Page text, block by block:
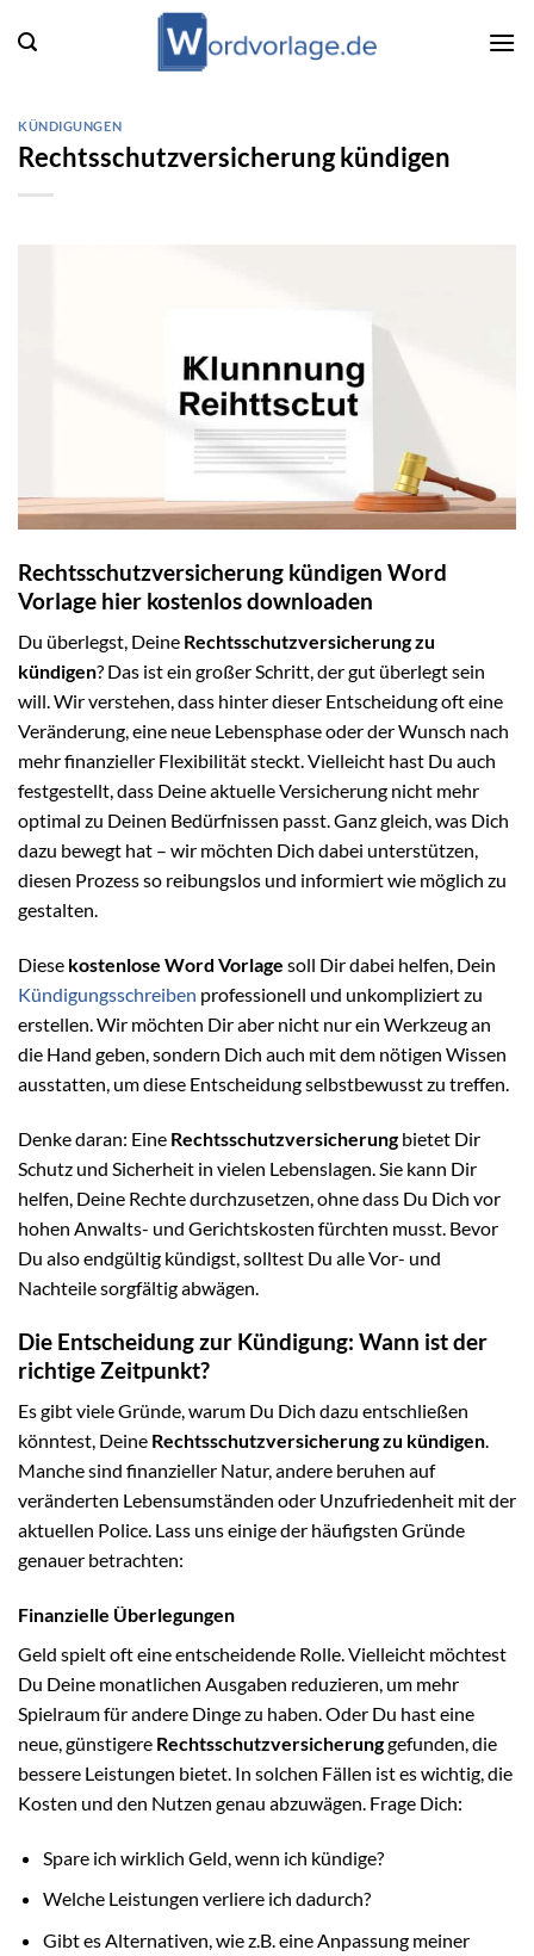
Inhalt
KÜNDIGUNGEN
Rechtsschutzversicherung kündigen
Rechtsschutzversicherung kündigen Word
Vorlage hier kostenlos downloaden
Du überlegst, Deine Rechtsschutzversicherung zu
kündigen? Das ist ein großer Schritt, der gut überlegt sein
will. Wir verstehen, dass hinter dieser Entscheidung oft eine
Veränderung, eine neue Lebensphase oder der Wunsch nach
mehr finanzieller Flexibilität steckt. Vielleicht hast Du auch
festgestellt, dass Deine aktuelle Versicherung nicht mehr
optimal zu Deinen Bedürfnissen passt. Ganz gleich, was Dich
dazu bewegt hat – wir möchten Dich dabei unterstützen,
diesen Prozess so reibungslos und informiert wie möglich zu
gestalten.
Diese kostenlose Word Vorlage soll Dir dabei helfen, Dein
Kündigungsschreiben professionell und unkompliziert zu
erstellen. Wir möchten Dir aber nicht nur ein Werkzeug an
die Hand geben, sondern Dich auch mit dem nötigen Wissen
ausstatten, um diese Entscheidung selbstbewusst zu treffen.
Denke daran: Eine Rechtsschutzversicherungbietet Dir
Schutz und Sicherheit in vielen Lebenslagen. Sie kann Dir
helfen, Deine Rechte durchzusetzen, ohne dass Du Dich vor
hohen Anwalts- und Gerichtskosten fürchten musst. Bevor
Du also endgültig kündigst, solltest Du alle Vor- und
Nachteile sorgfältig abwägen.
Die Entscheidung zur Kündigung: Wann ist der
richtige Zeitpunkt?
Es gibt viele Gründe, warum Du Dich dazu entschließen
könntest, Deine Rechtsschutzversicherung zu kündigen.
Manche sind finanzieller Natur, andere beruhen auf
veränderten Lebensumständen oder Unzufriedenheit mit der
aktuellen Police. Lass uns einige der häufigsten Gründe
genauer betrachten:
Finanzielle Überlegungen
Geld spielt oft eine entscheidende Rolle. Vielleicht möchtest
Du Deine monatlichen Ausgaben reduzieren, um mehr
Spielraum für andere Dinge zu haben. Oder Du hast eine
neue, günstigere Rechtsschutzversicherunggefunden, die
bessere Leistungen bietet. In solchen Fällen ist es wichtig, die
Kosten und den Nutzen genau abzuwägen. Frage Dich:
Spare ich wirklich Geld, wenn ich kündige?
Welche Leistungen verliere ich dadurch?
Gibt es Alternativen, wie z.B. eine Anpassung meiner